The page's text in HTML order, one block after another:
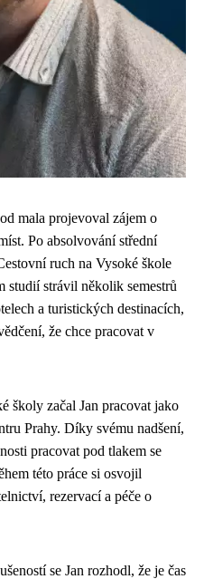
mala projevoval zájem o
Po absolvování střední
ruch na Vysoké škole
studií strávil několik semestrů
a turistických destinacích,
že chce pracovat v
školy začal Jan pracovat jako
Prahy. Díky svému nadšení,
pracovat pod tlakem se
této práce si osvojil
rezervací a péče o
se Jan rozhodl, že je čas